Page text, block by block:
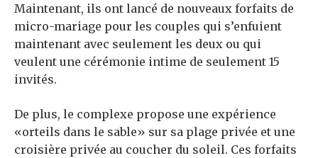
Maintenant, ils ont lancé de nouveaux forfaits de
micro-mariage pour les couples qui s’enfuient
maintenant avec seulement les deux ou qui
veulent une cérémonie intime de seulement 15
invités.
De plus, le complexe propose une expérience
«orteils dans le sable» sur sa plage privée et une
croisière privée au coucher du soleil. Ces forfaits